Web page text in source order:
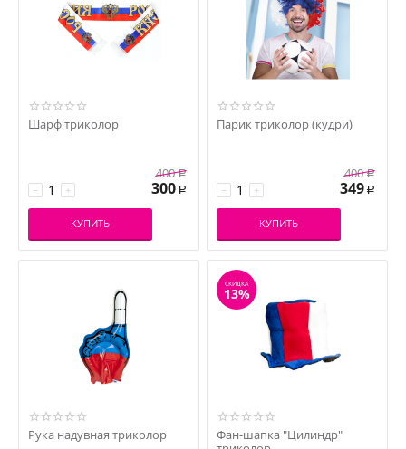
Шарф триколор
+
−
400 Р
300 Р
КУПИТЬ
Парик триколор (кудри)
+
−
400 Р
349 Р
КУПИТЬ
Рука надувная триколор
СКИДКА
13%
Фан-шапка "Цилиндр"